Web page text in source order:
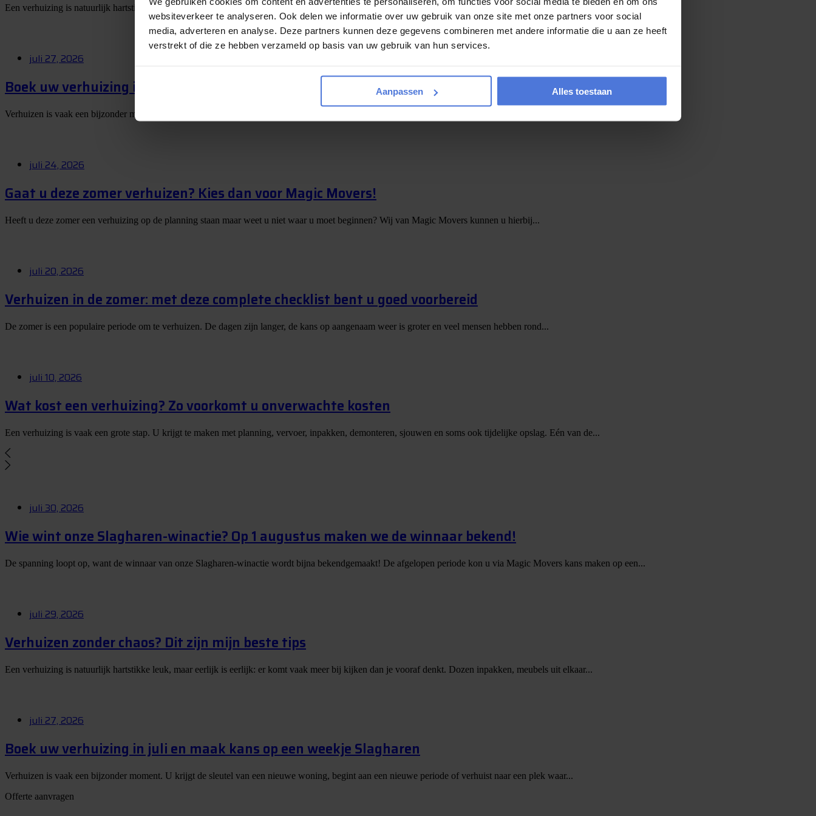
websiteverkeer te analyseren. Ook delen we informatie over uw gebruik van onze site met onze partners voor social
media, adverteren en analyse. Deze partners kunnen deze gegevens combineren met andere informatie die u aan ze heeft
verstrekt of die ze hebben verzameld op basis van uw gebruik van hun services.
Aanpassen Alles toestaan
Een verhuizing is natuurlijk hartstikke leuk, maar eerlijk is eerlijk: er komt vaak meer bij kijken dan je vooraf denkt. Dozen inpakken, meubels uit elkaar...
juli 27, 2026
Boek uw verhuizing in juli en maak kans op een weekje Slagharen
Verhuizen is vaak een bijzonder moment. U krijgt de sleutel van een nieuwe woning, begint aan een nieuwe periode of verhuist naar een plek waar...
juli 24, 2026
Gaat u deze zomer verhuizen? Kies dan voor Magic Movers!
Heeft u deze zomer een verhuizing op de planning staan maar weet u niet waar u moet beginnen? Wij van Magic Movers kunnen u hierbij...
juli 20, 2026
Verhuizen in de zomer: met deze complete checklist bent u goed voorbereid
De zomer is een populaire periode om te verhuizen. De dagen zijn langer, de kans op aangenaam weer is groter en veel mensen hebben rond...
juli 10, 2026
Wat kost een verhuizing? Zo voorkomt u onverwachte kosten
Een verhuizing is vaak een grote stap. U krijgt te maken met planning, vervoer, inpakken, demonteren, sjouwen en soms ook tijdelijke opslag. Eén van de...
juli 30, 2026
Wie wint onze Slagharen-winactie? Op 1 augustus maken we de winnaar bekend!
De spanning loopt op, want de winnaar van onze Slagharen-winactie wordt bijna bekendgemaakt! De afgelopen periode kon u via Magic Movers kans maken op een...
juli 29, 2026
Verhuizen zonder chaos? Dit zijn mijn beste tips
Een verhuizing is natuurlijk hartstikke leuk, maar eerlijk is eerlijk: er komt vaak meer bij kijken dan je vooraf denkt. Dozen inpakken, meubels uit elkaar...
juli 27, 2026
Boek uw verhuizing in juli en maak kans op een weekje Slagharen
Verhuizen is vaak een bijzonder moment. U krijgt de sleutel van een nieuwe woning, begint aan een nieuwe periode of verhuist naar een plek waar...
Offerte aanvragen